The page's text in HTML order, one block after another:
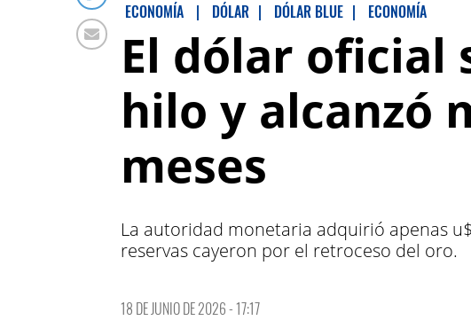
ECONOMÍA | DÓLAR | DÓLAR BLUE | ECONOMÍA
El dólar oficial
hilo y alcanzó
meses
La autoridad monetaria adquirió apenas
reservas cayeron por el retroceso del oro.
18 DE JUNIO DE 2026 - 17:17